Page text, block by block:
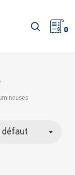
0
défaut
Fermer
les